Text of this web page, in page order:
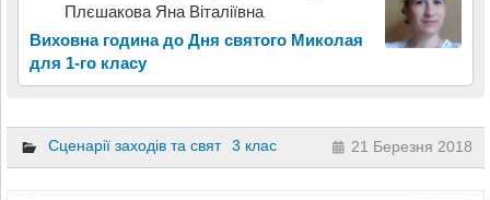
Плєшакова Яна Віталіївна
Виховна година до Дня святого Миколая
для 1-го класу
Сценарії заходів та свят 3 клас 21 Березня 2018